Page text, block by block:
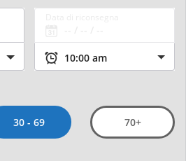
30 - 69 70+